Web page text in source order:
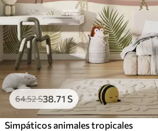
64.52S38 .71 S
Simpáticos animales tropicales